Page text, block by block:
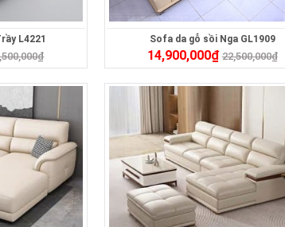
L4221
₫
Sofa da gỗ sồi Nga GL1909
14,900,000₫ 22,500,000₫